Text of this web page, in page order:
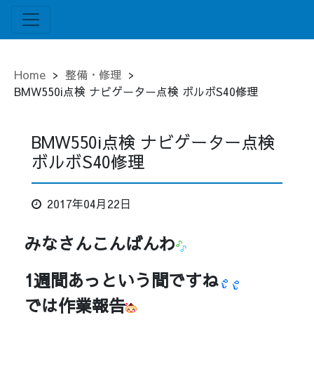
Home > 整備・修理 >
BMW550i点検 ナビゲーター点検 ボルボS40修理
BMW550i点検 ナビゲーター点検
ボルボS40修理
2017年04月22日
みなさんこんばんわ
1週間あっという間ですね
では作業報告